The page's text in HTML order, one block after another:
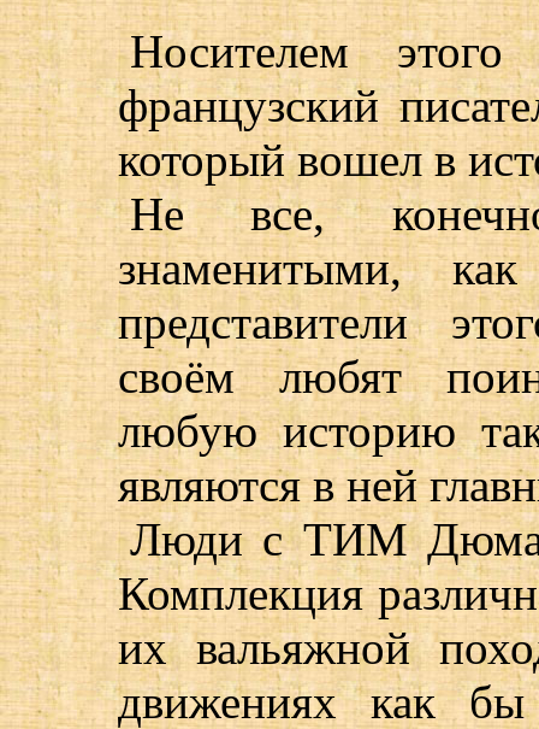
Носителем
французский
который вошел в
Не все,
знаменитыми,
представители
своём любят
любую историю
являются в ней
Люди с ТИМ Дюма
Комплекция
их вальяжной
движениях как бы